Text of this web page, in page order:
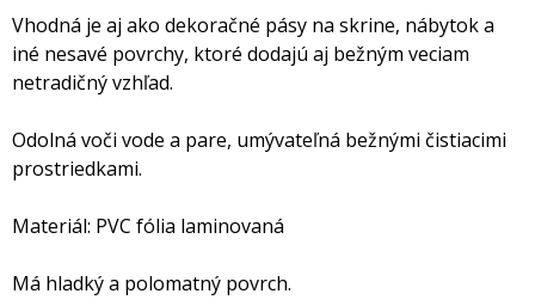
Vhodná je aj ako dekoračné pásy na skrine, nábytok a
iné nesavé povrchy, ktoré dodajú aj bežným veciam
netradičný vzhľad.
Odolná voči vode a pare, umývateľná bežnými čistiacimi
prostriedkami.
Materiál: PVC fólia laminovaná
Má hladký a polomatný povrch.